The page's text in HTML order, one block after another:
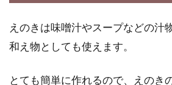
えのきは味噌汁やスープなどの汁
和え物としても使えます。
とても簡単に作れるので、えのき